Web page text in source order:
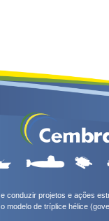
projetos e ações
de tríplice hélice